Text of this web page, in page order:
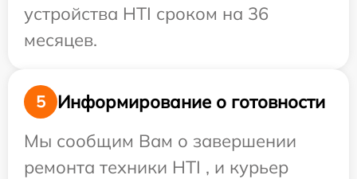
устройства HTI сроком на 36
месяцев.
5
Информирование о готовности
Мы сообщим Вам о завершении
ремонта техники HTI , и курьер